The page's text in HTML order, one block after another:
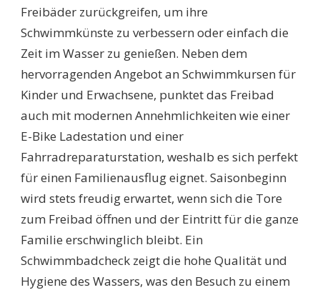
Freibäder zurückgreifen, um ihre
Schwimmkünste zu verbessern oder einfach die
Zeit im Wasser zu genießen. Neben dem
hervorragenden Angebot an Schwimmkursen für
Kinder und Erwachsene, punktet das Freibad
auch mit modernen Annehmlichkeiten wie einer
E-Bike Ladestation und einer
Fahrradreparaturstation, weshalb es sich perfekt
für einen Familienausflug eignet. Saisonbeginn
wird stets freudig erwartet, wenn sich die Tore
zum Freibad öffnen und der Eintritt für die ganze
Familie erschwinglich bleibt. Ein
Schwimmbadcheck zeigt die hohe Qualität und
Hygiene des Wassers, was den Besuch zu einem